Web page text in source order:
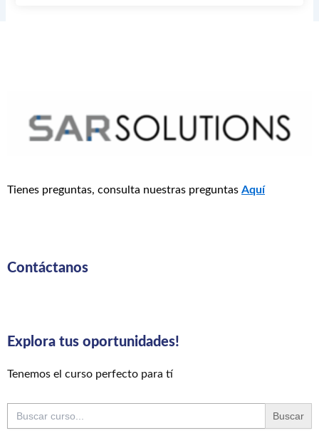
Tienes preguntas, consulta nuestras preguntas Aquí
Contáctanos
Explora tus oportunidades!
Tenemos el curso perfecto para tí
Buscar: